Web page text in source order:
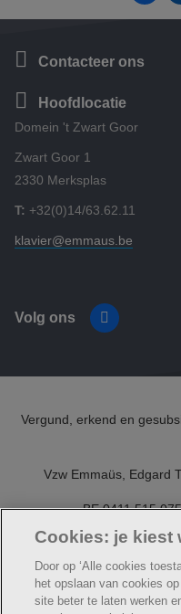
Contacteer ons
Hoofdlocatie
Domein 't Zwart Goor
Zwart Goor 1
2330 Merksplas
T: +32(0)14/63.62.11
klavier@emmaus.be
Volg ons Facebook
Vergund, erkend en
Vzw Emmaüs, Edgard
BE 0411 515
© Klavier
Cookies: je kiest
Door op ‘Alle cookies
het opslaan van cookies
site beter te laten werken